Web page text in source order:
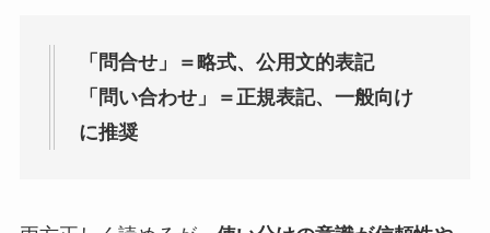
「問合せ」＝略式、公用文的表記
「問い合わせ」＝正規表記、一般向け
に推奨